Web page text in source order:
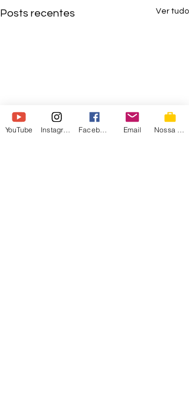
Posts recentes Ver tudo
YouTube Email